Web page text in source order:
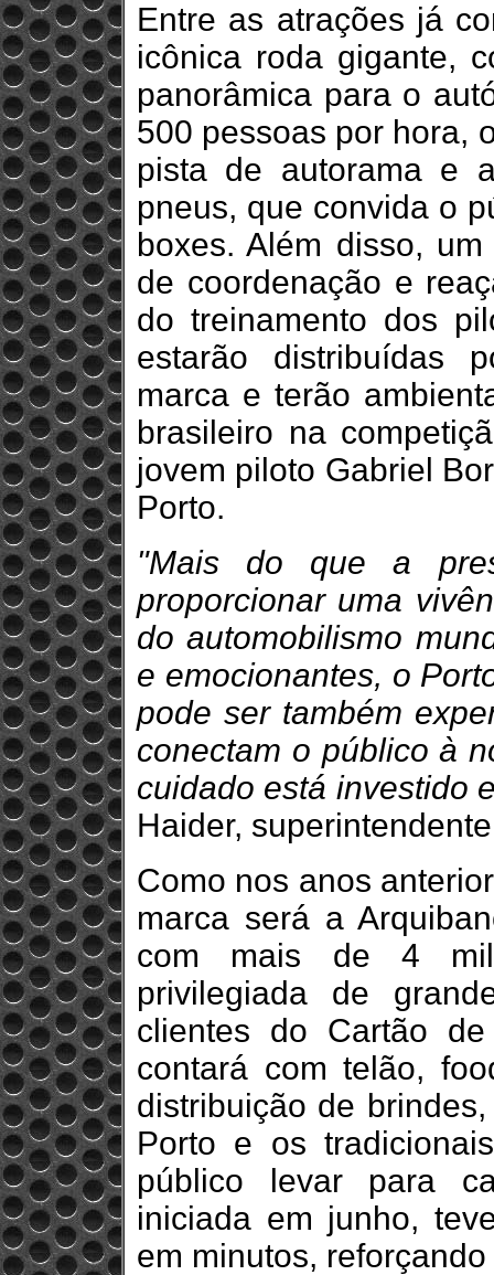
Entre as atrações já
icônica roda gigante,
panorâmica para o
500 pessoas por hora,
pista de autorama e
pneus, que convida o
boxes. Além disso,
de coordenação e
do treinamento dos
estarão distribuídas
marca e terão
brasileiro na
jovem piloto Gabriel
Porto.
"Mais do que a
proporcionar uma
do automobilismo
e emocionantes, o
pode ser também
conectam o público à
cuidado está investido
Haider,
Como nos anos
marca será a
com mais de 4
privilegiada de
clientes do Cartão
contará com telão,
distribuição de
Porto e os
público levar para
iniciada em junho,
em minutos,